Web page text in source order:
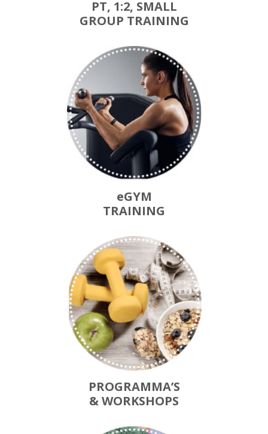
PT, 1:2, SMALL
GROUP TRAINING
eGYM
TRAINING
PROGRAMMA’S
& WORKSHOPS